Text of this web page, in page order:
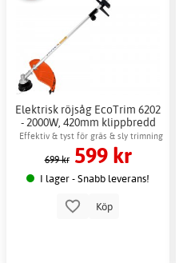
Elektrisk röjsåg EcoTrim 6202
- 2000W, 420mm klippbredd
Effektiv & tyst för gräs & sly trimning
699 kr 599 kr
I lager - Snabb leverans!
Köp